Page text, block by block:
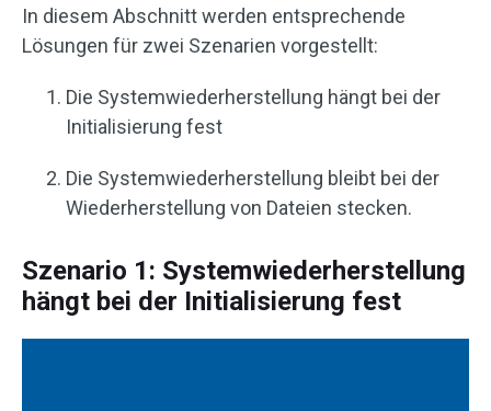
In diesem Abschnitt werden entsprechende
Lösungen für zwei Szenarien vorgestellt:
Die Systemwiederherstellung hängt bei der
Initialisierung fest
Die Systemwiederherstellung bleibt bei der
Wiederherstellung von Dateien stecken.
Szenario 1: Systemwiederherstellung
hängt bei der Initialisierung fest